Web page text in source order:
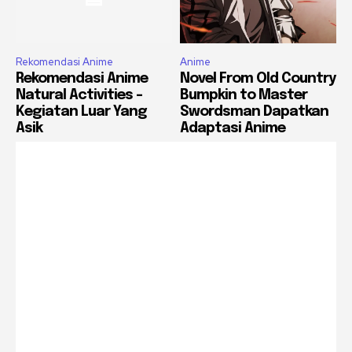
Rekomendasi Anime
Rekomendasi Anime
Natural Activities –
Kegiatan Luar Yang
Asik
Anime
Novel From Old Country
Bumpkin to Master
Swordsman Dapatkan
Adaptasi Anime